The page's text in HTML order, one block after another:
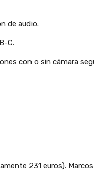
de audio.
C.
con o sin cámara
231 euros).